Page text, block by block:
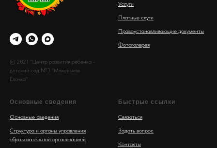
© 2021 "Центр развития ребенка -
детский сад №3 "Маленькая
Ёлочка"
Услуги
Платные слуги
Правоустанавливающие документы
Фотогалерея
Основные сведения
Основные сведения
Структура и органы управления
образовательной организацией
Быстрые ссылки
Связаться
Задать вопрос
Контакты